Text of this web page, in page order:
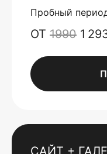
Пробный
ОТ 1990 1
САЙТ +